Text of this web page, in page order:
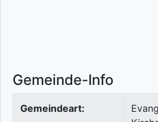
Gemeinde-Info
Gemeindeart: